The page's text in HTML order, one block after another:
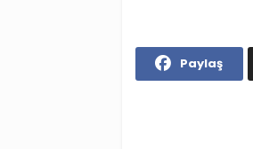
Paylaş